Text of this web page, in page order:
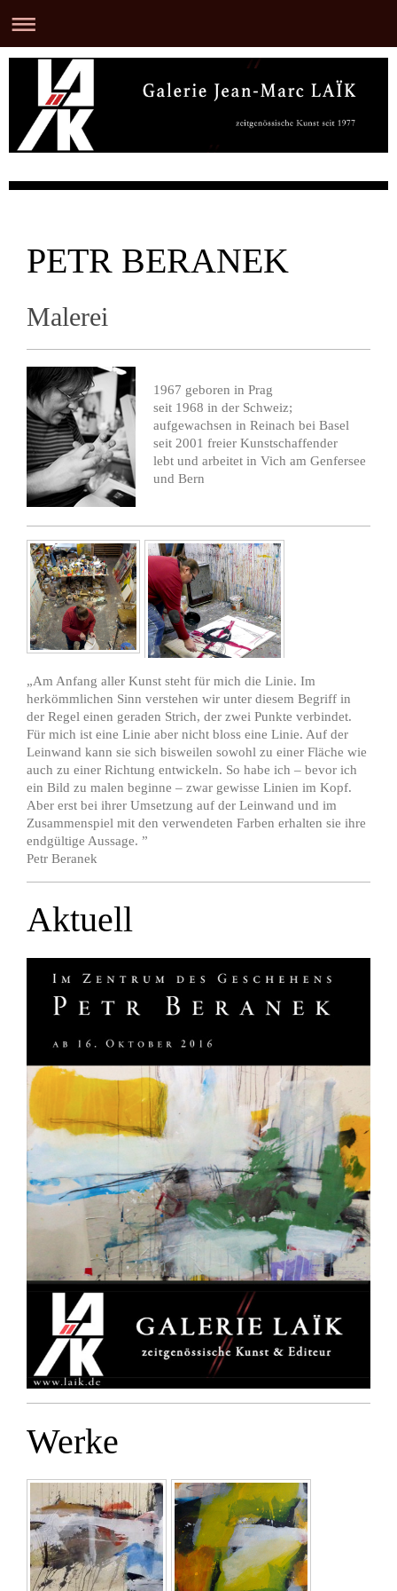
PETR BERANEK
Malerei
1967 geboren in Prag
seit 1968 in der Schweiz;
aufgewachsen in Reinach bei Basel
seit 2001 freier Kunstschaffender
lebt und arbeitet in Vich am Genfersee
und Bern
„Am Anfang aller Kunst steht für mich die Linie. Im
herkömmlichen Sinn verstehen wir unter diesem Begriff in
der Regel einen geraden Strich, der zwei Punkte verbindet.
Für mich ist eine Linie aber nicht bloss eine Linie. Auf der
Leinwand kann sie sich bisweilen sowohl zu einer Fläche wie
auch zu einer Richtung entwickeln. So habe ich – bevor ich
ein Bild zu malen beginne – zwar gewisse Linien im Kopf.
Aber erst bei ihrer Umsetzung auf der Leinwand und im
Zusammenspiel mit den verwendeten Farben erhalten sie ihre
endgültige Aussage. ”
Petr Beranek
Aktuell
Werke